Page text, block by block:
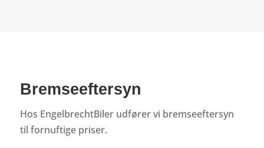
Bremseeftersyn
Hos EngelbrechtBiler udfører vi bremseeftersyn
til fornuftige priser.